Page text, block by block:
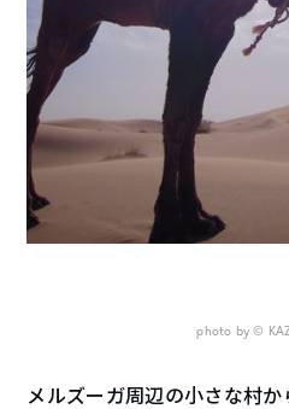
photo by ©
メルズーガ周辺の小さな村か